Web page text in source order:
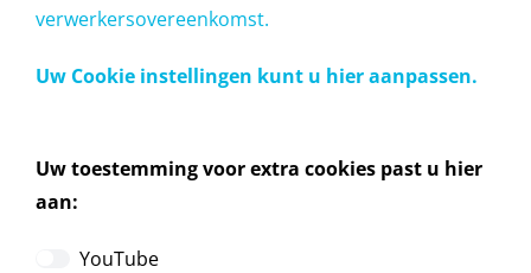
verwerkersovereenkomst.
Uw Cookie instellingen kunt u hier aanpassen.
Uw toestemming voor extra cookies past u hier
aan:
YouTube